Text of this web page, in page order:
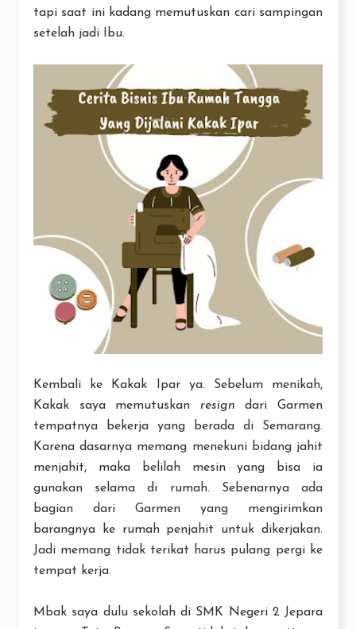
tapi saat ini kadang memutuskan cari sampingan
setelah jadi Ibu.
Kembali ke Kakak Ipar ya. Sebelum menikah,
Kakak saya memutuskan resign dari Garmen
tempatnya bekerja yang berada di Semarang.
Karena dasarnya memang menekuni bidang jahit
menjahit, maka belilah mesin yang bisa ia
gunakan selama di rumah. Sebenarnya ada
bagian dari Garmen yang mengirimkan
barangnya ke rumah penjahit untuk dikerjakan.
Jadi memang tidak terikat harus pulang pergi ke
tempat kerja.
Mbak saya dulu sekolah di SMK Negeri 2 Jepara